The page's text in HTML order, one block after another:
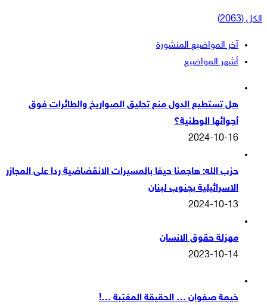
الكل (2063)
آخر المواضيع المنشورة
أشهر المواضيع
هل تستطيع الدول منع تحليق الصواريخ والطائرات فوق
أجوائها الوطنية؟
2024-10-16
حزب الله: هاجمنا حيفا بالمسيرات الانقضاضية ردا على المجازر
الاسرائيلية بجنوب لبنان
2024-10-13
مهزلة حقوق الانسان
2023-10-14
خيمة صفوان … الحقيقة المغيّبة …!